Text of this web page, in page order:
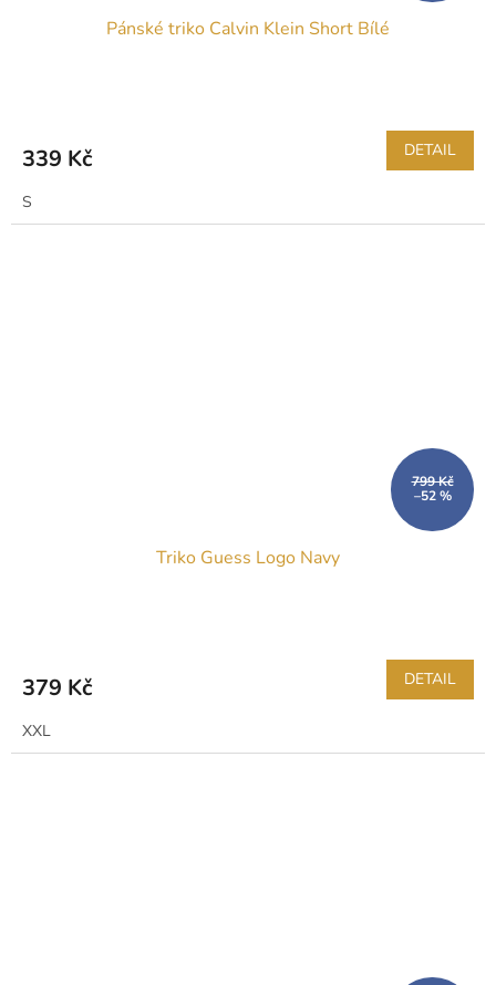
Pánské triko Calvin Klein Short Bílé
339 Kč DETAIL
S
799 Kč
–52 %
Triko Guess Logo Navy
379 Kč DETAIL
XXL